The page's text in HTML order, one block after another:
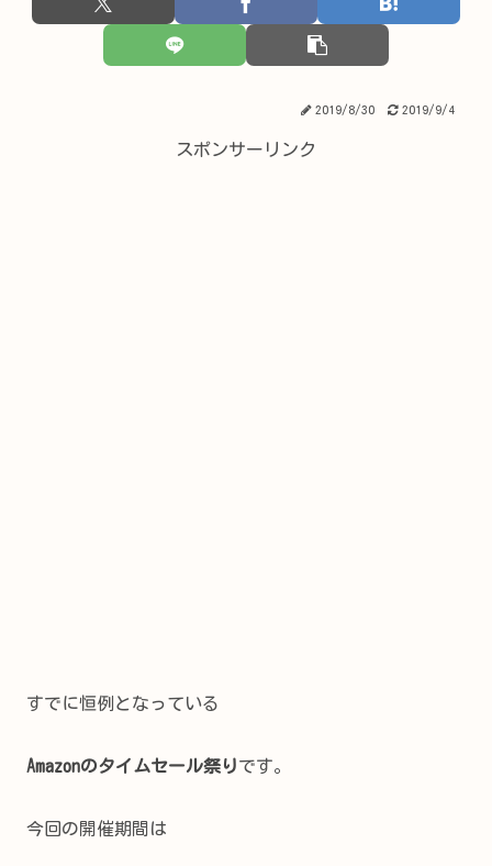
2019/8/30 2019/9/4
スポンサーリンク
すでに恒例となっている
Amazonのタイムセール祭りです。
今回の開催期間は